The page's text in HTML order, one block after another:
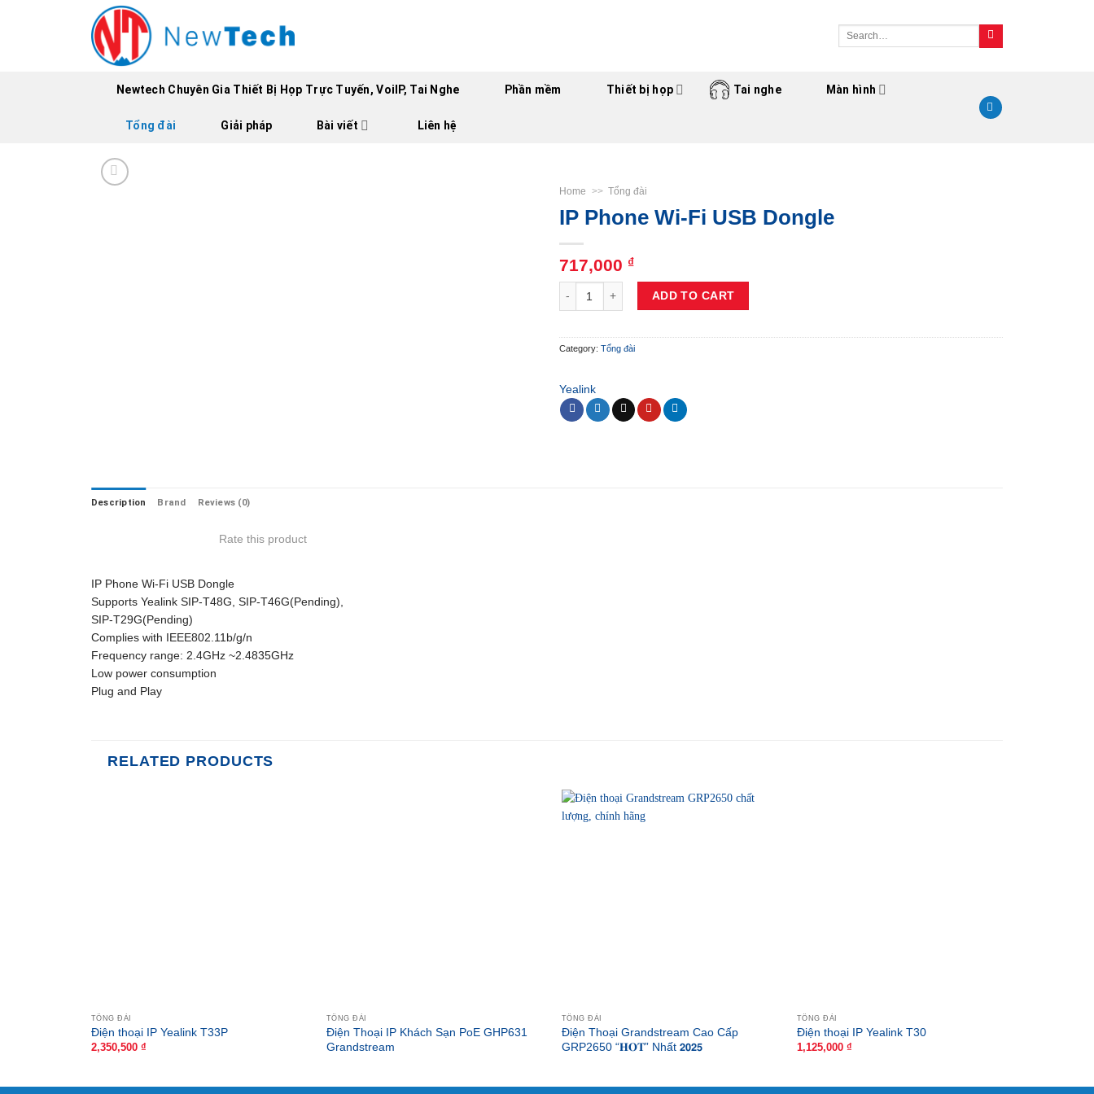
Search
Newtech Chuyên Gia Thiết Bị Họp Trực Tuyến, VoiIP, Tai Nghe Phần mềm Thiết bị họp Tai nghe Màn hình
Tổng đài Giải pháp Bài viết Liên hệ
Home >> Tổng đài
IP Phone Wi-Fi USB Dongle
717,000 ₫
IP Phone Wi-Fi USB Dongle quantity
ADD TO CART
Category: Tổng đài
Yealink
Description Brand Reviews (0)
Rate this product
IP Phone Wi-Fi USB Dongle
Supports Yealink SIP-T48G, SIP-T46G(Pending),
SIP-T29G(Pending)
Complies with IEEE802.11b/g/n
Frequency range: 2.4GHz ~2.4835GHz
Low power consumption
Plug and Play
RELATED PRODUCTS
TỔNG ĐÀI
Điện thoại IP Yealink T33P
2,350,500 ₫
TỔNG ĐÀI
Điện Thoại IP Khách Sạn PoE GHP631
Grandstream
TỔNG ĐÀI
Điện Thoại Grandstream Cao Cấp
GRP2650 “𝐇𝐎𝐓” Nhất 𝟮𝟬𝟮𝟱
TỔNG ĐÀI
Điện thoại IP Yealink T30
1,125,000 ₫